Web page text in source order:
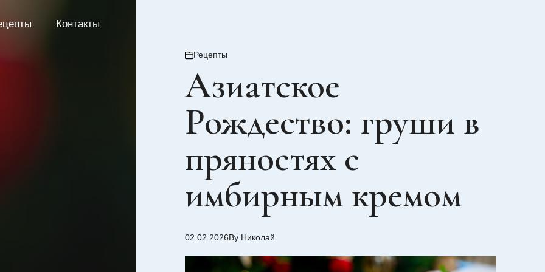
Контакты
Рецепты
Азиатское
Рождество: груши в
пряностях с
имбирным кремом
02.02.2026By Николай